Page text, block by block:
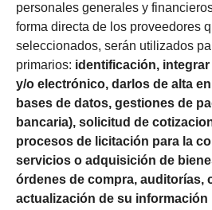
personales generales y
forma directa de los proveedores
seleccionados, serán utilizados
primarios: identificación,
y/o electrónico, darlos de alta
bases de datos, gestiones de
bancaria), solicitud de
procesos de licitación para la
servicios o adquisición de
órdenes de compra, auditorías,
actualización de su información